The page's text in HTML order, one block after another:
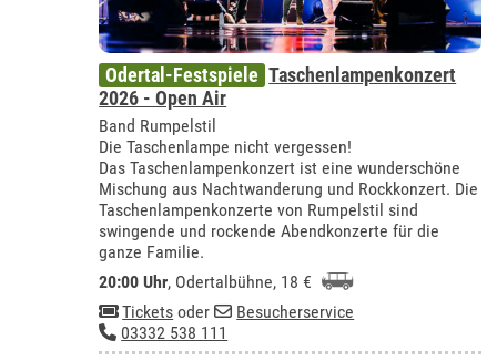
Odertal-Festspiele Taschenlampenkonzert
2026 - Open Air
Band Rumpelstil
Die Taschenlampe nicht vergessen!
Das Taschenlampenkonzert ist eine wunderschöne
Mischung aus Nachtwanderung und Rockkonzert. Die
Taschenlampenkonzerte von Rumpelstil sind
swingende und rockende Abendkonzerte für die
ganze Familie.
20:00 Uhr, Odertalbühne, 18 €
Tickets oder
Besucherservice
03332 538 111